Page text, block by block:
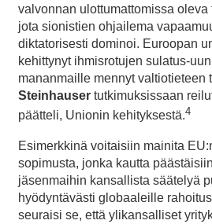
valvonnan ulottumattomissa
jota sionistien ohjailema
diktatorisesti dominoi. Euroopan
kehittynyt ihmisrotujen sulatus-
mananmaille mennyt valtiotieteen
Steinhauser tutkimuksissaan
päätteli, Unionin kehityksestä.4
Esimerkkinä voitaisiin mainita
sopimusta, jonka kautta
jäsenmaihin kansallista säätelyä
hyödyntävästi globaaleille
seuraisi se, että ylikansalliset